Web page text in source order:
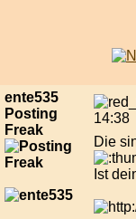
ente535
Posting
Freak
14:38
Die
Ist